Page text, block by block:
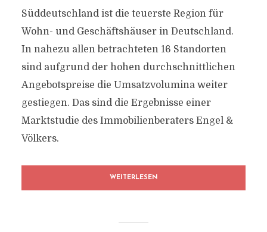
Süddeutschland ist die teuerste Region für
Wohn- und Geschäftshäuser in Deutschland.
In nahezu allen betrachteten 16 Standorten
sind aufgrund der hohen durchschnittlichen
Angebotspreise die Umsatzvolumina weiter
gestiegen. Das sind die Ergebnisse einer
Marktstudie des Immobilienberaters Engel &
Völkers.
WEITERLESEN